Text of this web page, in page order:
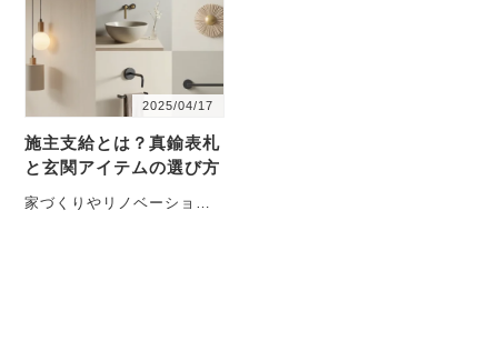
2025/04/17
施主支給とは？真鍮表札
と玄関アイテムの選び方
家づくりやリノベーション